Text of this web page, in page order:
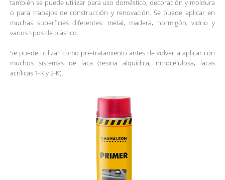
también se puede utilizar para uso doméstico, decoración y moldura
o para trabajos de construcción y renovación. Se puede aplicar en
muchas superficies diferentes: metal, madera, hormigón, vidrio y
varios tipos de plástico.
Se puede utilizar como pre-tratamiento antes de volver a aplicar con
muchos sistemas de laca (resina alquídica, nitrocelulosa, lacas
acrílicas 1-K y 2-K).